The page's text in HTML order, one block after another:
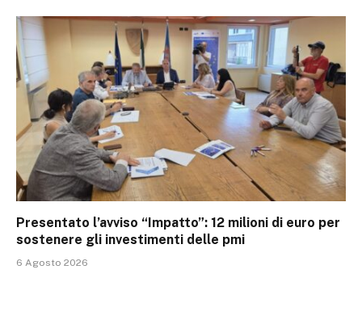
Presentato l’avviso “Impatto”: 12 milioni di euro per
sostenere gli investimenti delle pmi
6 Agosto 2026